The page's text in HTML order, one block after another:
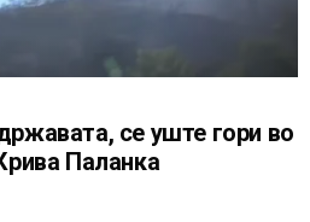
се уште гори во
Паланка